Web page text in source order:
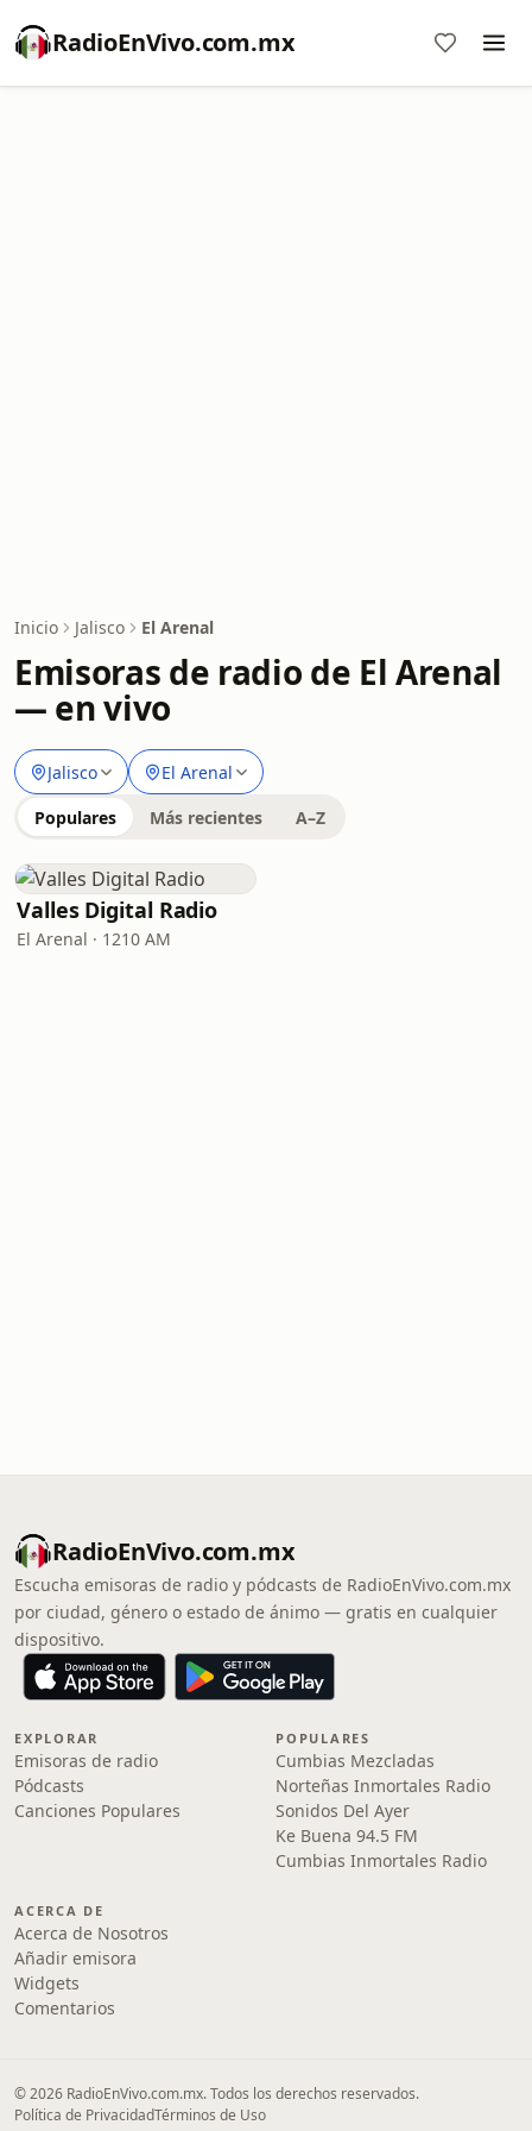
RadioEnVivo.com.mx
Inicio Jalisco El Arenal
Emisoras de radio de El Arenal
— en vivo
Jalisco El Arenal
Populares Más recientes A–Z
Valles Digital Radio
El Arenal · 1210 AM
RadioEnVivo.com.mx
Escucha emisoras de radio y pódcasts de RadioEnVivo.com.mx
por ciudad, género o estado de ánimo — gratis en cualquier
dispositivo.
EXPLORAR
Emisoras de radio
Pódcasts
Canciones Populares
POPULARES
Cumbias Mezcladas
Norteñas Inmortales Radio
Sonidos Del Ayer
Ke Buena 94.5 FM
Cumbias Inmortales Radio
ACERCA DE
Acerca de Nosotros
Añadir emisora
Widgets
Comentarios
© 2026 RadioEnVivo.com.mx. Todos los derechos reservados.
Política de PrivacidadTérminos de Uso